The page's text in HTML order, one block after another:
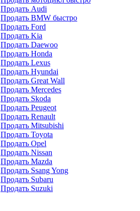
Продать Audi
Продать BMW быстро
Продать Ford
Продать Kia
Продать Daewoo
Продать Honda
Продать Lexus
Продать Hyundai
Продать Great Wall
Продать Mercedes
Продать Skoda
Продать Peugeot
Продать Renault
Продать Mitsubishi
Продать Toyota
Продать Opel
Продать Nissan
Продать Mazda
Продать Ssang Yong
Продать Subaru
Продать Suzuki